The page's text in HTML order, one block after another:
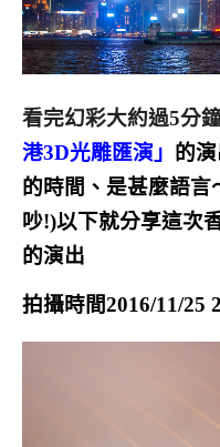
看完幻彩大約過5分
港3D光雕匯演」 的
的時間、是甚麼語言
吵!)以下就分享這次
的演出
拍攝時間2016/11/25